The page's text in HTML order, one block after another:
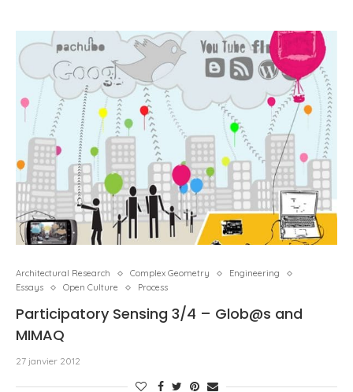
Architectural Research Complex Geometry
Engineering
Essays
Open Culture Process
Participatory Sensing 3/4 – Glob@s and
MIMAQ
27 janvier 2012